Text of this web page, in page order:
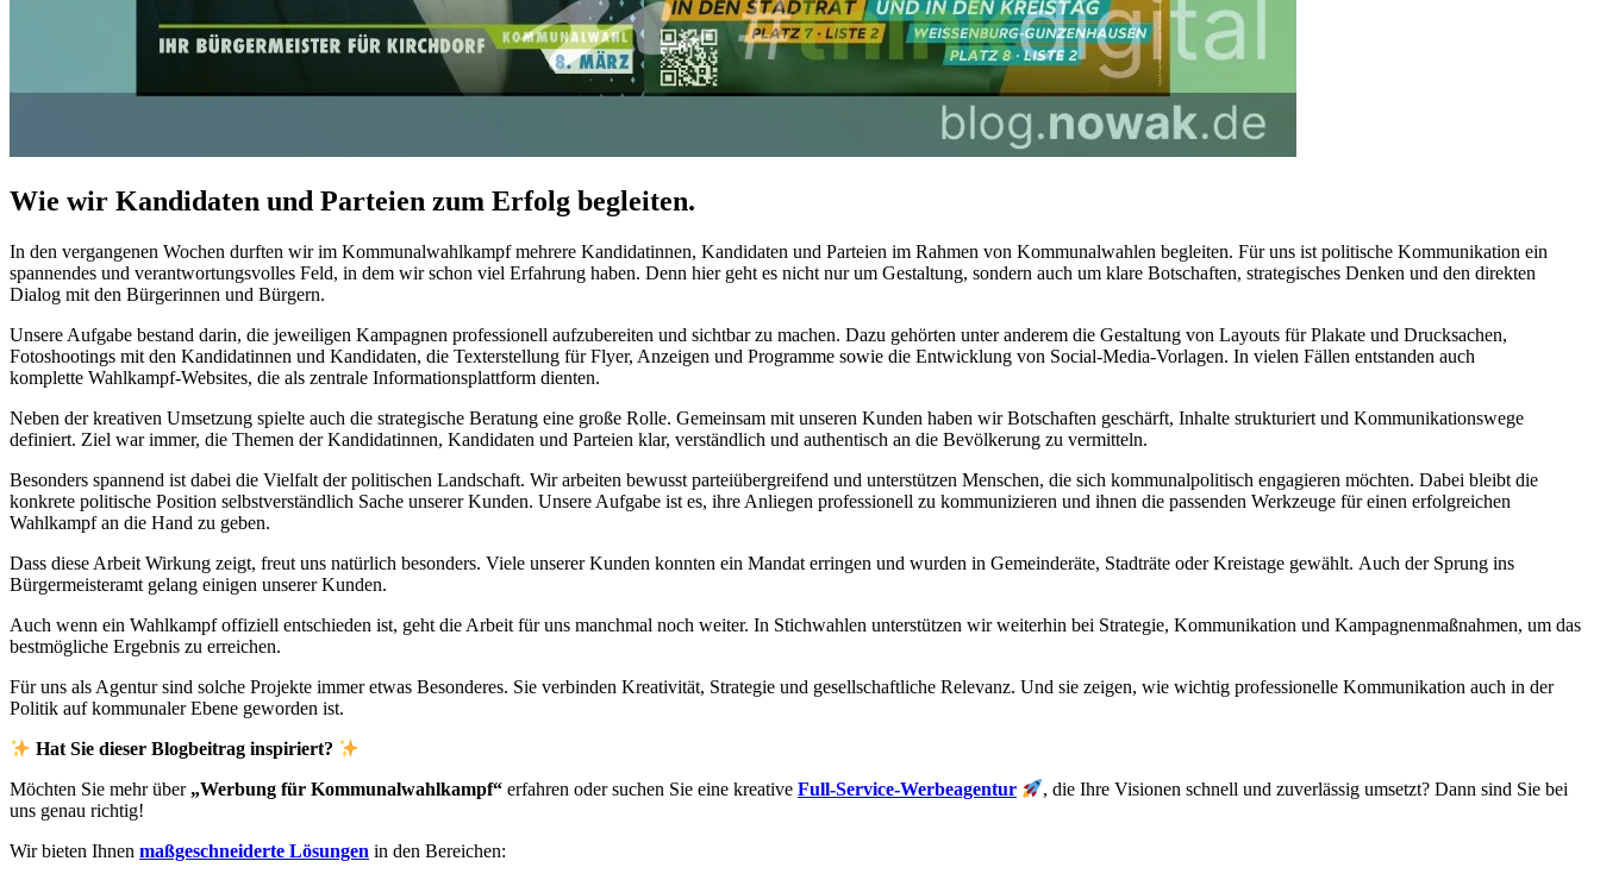
Wie wir Kandidaten und Parteien zum Erfolg begleiten.
In den vergangenen Wochen durften wir im Kommunalwahlkampf mehrere Kandidatinnen, Kandidaten und Parteien im Rahmen von Kommunalwahlen begleiten. Für uns ist politische Kommunikation ein
spannendes und verantwortungsvolles Feld, in dem wir schon viel Erfahrung haben. Denn hier geht es nicht nur um Gestaltung, sondern auch um klare Botschaften, strategisches Denken und den direkten
Dialog mit den Bürgerinnen und Bürgern.
Unsere Aufgabe bestand darin, die jeweiligen Kampagnen professionell aufzubereiten und sichtbar zu machen. Dazu gehörten unter anderem die Gestaltung von Layouts für Plakate und Drucksachen,
Fotoshootings mit den Kandidatinnen und Kandidaten, die Texterstellung für Flyer, Anzeigen und Programme sowie die Entwicklung von Social-Media-Vorlagen. In vielen Fällen entstanden auch
komplette Wahlkampf-Websites, die als zentrale Informationsplattform dienten.
Neben der kreativen Umsetzung spielte auch die strategische Beratung eine große Rolle. Gemeinsam mit unseren Kunden haben wir Botschaften geschärft, Inhalte strukturiert und Kommunikationswege
definiert. Ziel war immer, die Themen der Kandidatinnen, Kandidaten und Parteien klar, verständlich und authentisch an die Bevölkerung zu vermitteln.
Besonders spannend ist dabei die Vielfalt der politischen Landschaft. Wir arbeiten bewusst parteiübergreifend und unterstützen Menschen, die sich kommunalpolitisch engagieren möchten. Dabei bleibt die
konkrete politische Position selbstverständlich Sache unserer Kunden. Unsere Aufgabe ist es, ihre Anliegen professionell zu kommunizieren und ihnen die passenden Werkzeuge für einen erfolgreichen
Wahlkampf an die Hand zu geben.
Dass diese Arbeit Wirkung zeigt, freut uns natürlich besonders. Viele unserer Kunden konnten ein Mandat erringen und wurden in Gemeinderäte, Stadträte oder Kreistage gewählt. Auch der Sprung ins
Bürgermeisteramt gelang einigen unserer Kunden.
Auch wenn ein Wahlkampf offiziell entschieden ist, geht die Arbeit für uns manchmal noch weiter. In Stichwahlen unterstützen wir weiterhin bei Strategie, Kommunikation und Kampagnenmaßnahmen, um das
bestmögliche Ergebnis zu erreichen.
Für uns als Agentur sind solche Projekte immer etwas Besonderes. Sie verbinden Kreativität, Strategie und gesellschaftliche Relevanz. Und sie zeigen, wie wichtig professionelle Kommunikation auch in der
Politik auf kommunaler Ebene geworden ist.
Hat Sie dieser Blogbeitrag inspiriert?
Möchten Sie mehr über „Werbung für Kommunalwahlkampf“ erfahren oder suchen Sie eine kreative Full-Service-Werbeagentur
, die Ihre Visionen schnell und zuverlässig umsetzt? Dann sind Sie bei
uns genau richtig!
Wir bieten Ihnen maßgeschneiderte Lösungen in den Bereichen: